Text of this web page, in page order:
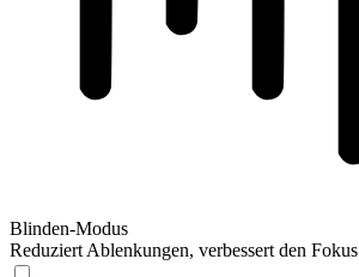
Blinden-Modus
Reduziert Ablenkungen, verbessert den Fokus